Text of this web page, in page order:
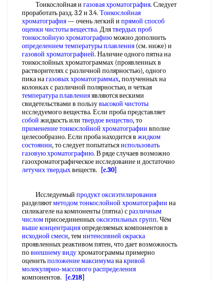
Тонкослойная и газовая хроматография. Следует
проработать разд. 3.2 и 3.4. Тонкослойная
хроматография— очень легкий и прямой способ
оценки чистоты вещества. Длятвердых проб
тонкослойную хроматографиюможно дополнить
определением температуры плавления (см. ниже) и
газовой хроматографией. Наличие одного пятна на
тонкослойных хроматограммах (проявленных в
растворителях с различной полярностью), одного
пика нагазовых хроматограммах, полученных на
колонках с различной полярностью, и четкая
температура плавленияявляются вескими
свидетельствами в пользувысокой чистоты
исследуемого вещества. Если проба представляет
собой жидкость или твердое вещество, то
применение тонкослойной хроматографии вполне
целесообразно. Если проба находится в жидком
состоянии, то следует попытатьсяиспользовать
газовую хроматографию. В ряде случаев возможно
газохроматографическое исследование и достаточно
летучих твердыхвеществ. [c.30]
Исследуемый продукт оксиэтилирования
разделяютметодом тонкослойной хроматографии на
силикагеле на компоненты (пятна) сразличным
числомприсоединенныхоксиэтильных групп. Чём
выше концентрацияопределяемых компонентов в
исходной смеси, теминтенсивней окраска
проявленных реактивом пятен, что дает возможность
повнешнему видухроматограммы примерно
оценитьположение максимуманакривой
молекулярно-массового распределения
компонентов.
[c.218]